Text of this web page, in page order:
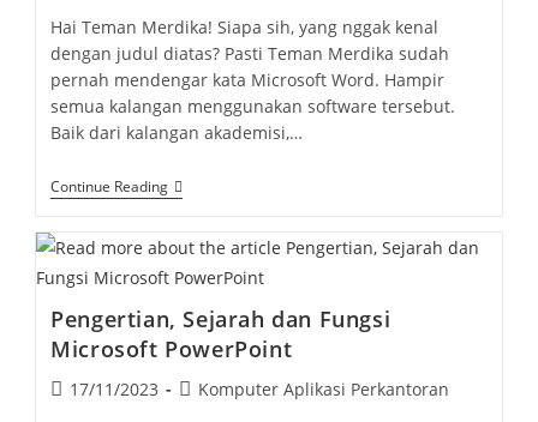
Hai Teman Merdika! Siapa sih, yang nggak kenal
dengan judul diatas? Pasti Teman Merdika sudah
pernah mendengar kata Microsoft Word. Hampir
semua kalangan menggunakan software tersebut.
Baik dari kalangan akademisi,…
Continue ReadingMicrosoft
Word:
Manfaat,
Keunggulannya
Pengertian, Sejarah dan Fungsi
Microsoft PowerPoint
Post17/11/2023
PostKomputer Aplikasi Perkantoran